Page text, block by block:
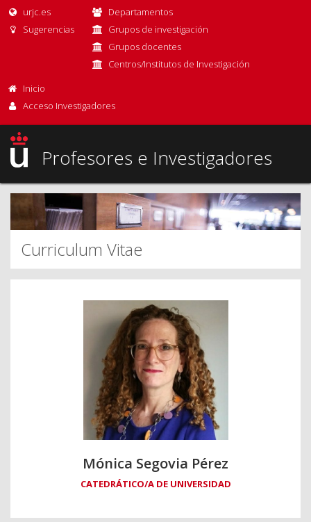
urjc.es
Sugerencias
Departamentos
Grupos de investigación
Grupos docentes
Centros/Institutos de Investigación
Inicio
Acceso Investigadores
Profesores e Investigadores
Curriculum Vitae
Mónica Segovia Pérez
CATEDRÁTICO/A DE UNIVERSIDAD